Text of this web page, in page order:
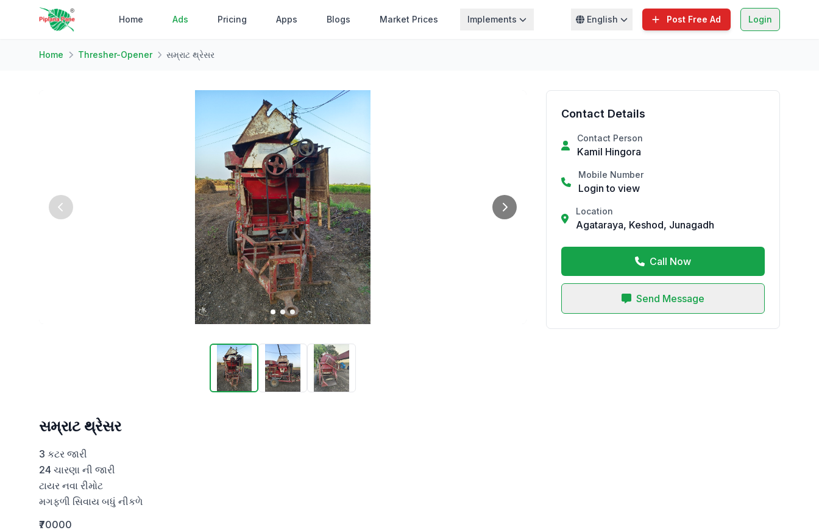
Home Ads Pricing Apps Blogs Market Prices Implements English Post Free Ad Login
Home Thresher-Opener સમ્રાટ થ્રેસર
સમ્રાટ થ્રેસર
3 કટર જારી
24 ચારણા ની જારી
ટાયર નવા રીમોટ
મગફળી સિવાય બધું નીકળે
₹70000
Contact Details
Contact Person
Kamil Hingora
Mobile Number
Login to view
Location
Agataraya, Keshod, Junagadh
Call Now
Send Message